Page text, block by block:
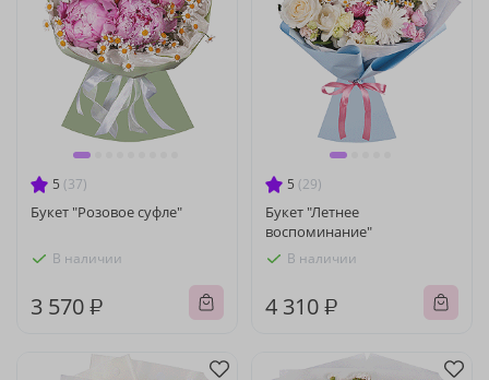
5 (37)
Букет "Розовое суфле"
В наличии
3 570 ₽
5 (29)
Букет "Летнее
воспоминание"
В наличии
4 310 ₽